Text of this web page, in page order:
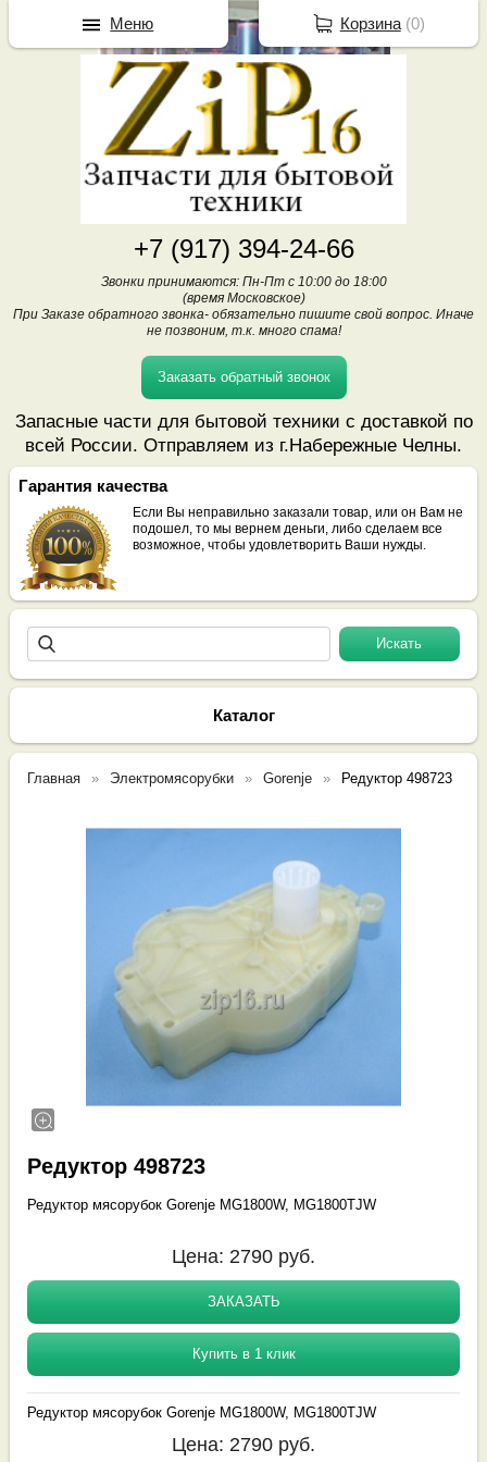
+7 (917) 394-24-66
Звонки принимаются: Пн-Пт с 10:00 до 18:00
(время Московское)
При Заказе обратного звонка- обязательно пишите свой вопрос. Иначе
не позвоним, т.к. много спама!
Заказать обратный звонок
Запасные части для бытовой техники с доставкой по
всей России. Отправляем из г.Набережные Челны.
Гарантия качества
Если Вы неправильно заказали товар, или он Вам не
подошел, то мы вернем деньги, либо сделаем все
возможное, чтобы удовлетворить Ваши нужды.
Каталог
Главная Электромясорубки Gorenje Редуктор 498723
Редуктор 498723
Редуктор мясорубок Gorenje MG1800W, MG1800TJW
Цена: 2790 руб.
ЗАКАЗАТЬ
Купить в 1 клик
Редуктор мясорубок Gorenje MG1800W, MG1800TJW
Цена: 2790 руб.
Корзина(0)
Меню